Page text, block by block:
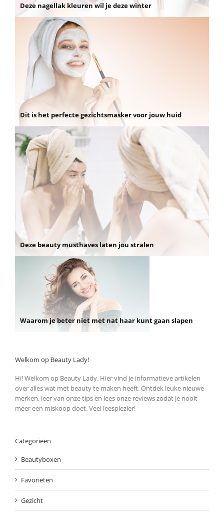
Deze nagellak kleuren wil je deze winter
Dit is het perfecte gezichtsmasker voor jouw huid
Deze beauty musthaves laten jou stralen
Waarom je beter niet met nat haar kunt gaan slapen
Welkom op Beauty Lady!
Hi! Welkom op Beauty Lady. Hier vind je informatieve artikelen
over alles wat met beauty te maken heeft. Ontdek leuke nieuwe
merken, leer van onze tips en lees onze reviews zodat je nooit
meer een miskoop doet. Veel leesplezier!
Categorieën
Beautyboxen
Favorieten
Gezicht